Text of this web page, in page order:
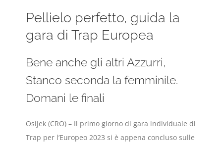
Pellielo perfetto, guida la
gara di Trap Europea
Bene anche gli altri Azzurri,
Stanco seconda la femminile.
Domani le finali
Osijek (CRO) – Il primo giorno di gara individuale di
Trap per l’Europeo 2023 si è appena concluso sulle